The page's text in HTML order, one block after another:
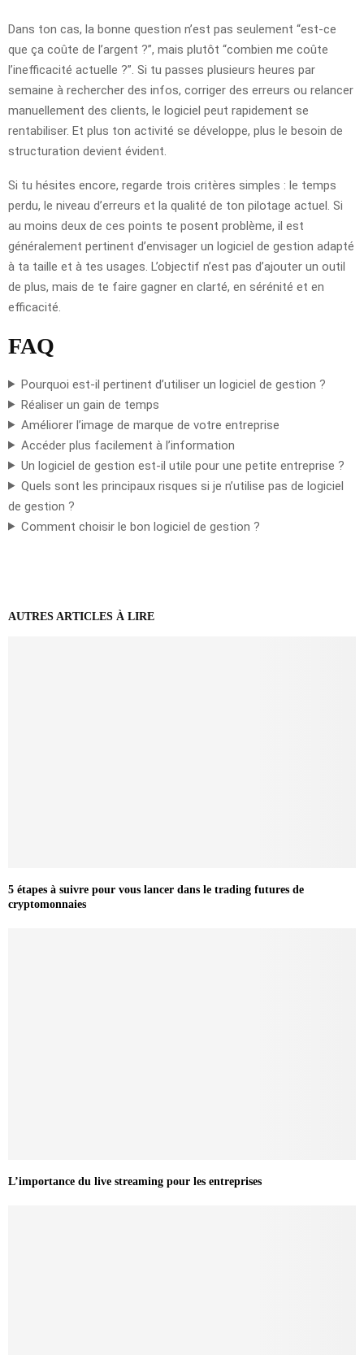
Dans ton cas, la bonne question n’est pas seulement “est-ce
que ça coûte de l’argent ?”, mais plutôt “combien me coûte
l’inefficacité actuelle ?”. Si tu passes plusieurs heures par
semaine à rechercher des infos, corriger des erreurs ou relancer
manuellement des clients, le logiciel peut rapidement se
rentabiliser. Et plus ton activité se développe, plus le besoin de
structuration devient évident.
Si tu hésites encore, regarde trois critères simples : le temps
perdu, le niveau d’erreurs et la qualité de ton pilotage actuel. Si
au moins deux de ces points te posent problème, il est
généralement pertinent d’envisager un logiciel de gestion adapté
à ta taille et à tes usages. L’objectif n’est pas d’ajouter un outil
de plus, mais de te faire gagner en clarté, en sérénité et en
efficacité.
FAQ
Pourquoi est-il pertinent d’utiliser un logiciel de gestion ?
Réaliser un gain de temps
Améliorer l’image de marque de votre entreprise
Accéder plus facilement à l’information
Un logiciel de gestion est-il utile pour une petite entreprise ?
Quels sont les principaux risques si je n’utilise pas de logiciel
de gestion ?
Comment choisir le bon logiciel de gestion ?
AUTRES ARTICLES À LIRE
5 étapes à suivre pour vous lancer dans le trading futures de
cryptomonnaies
L’importance du live streaming pour les entreprises